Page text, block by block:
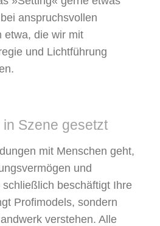
anspruchsvollen
etwa, die wir mit
und Lichtführung
Szene gesetzt
mit Menschen geht,
und
beschäftigt Ihre
Profimodels, sondern
verstehen. Alle